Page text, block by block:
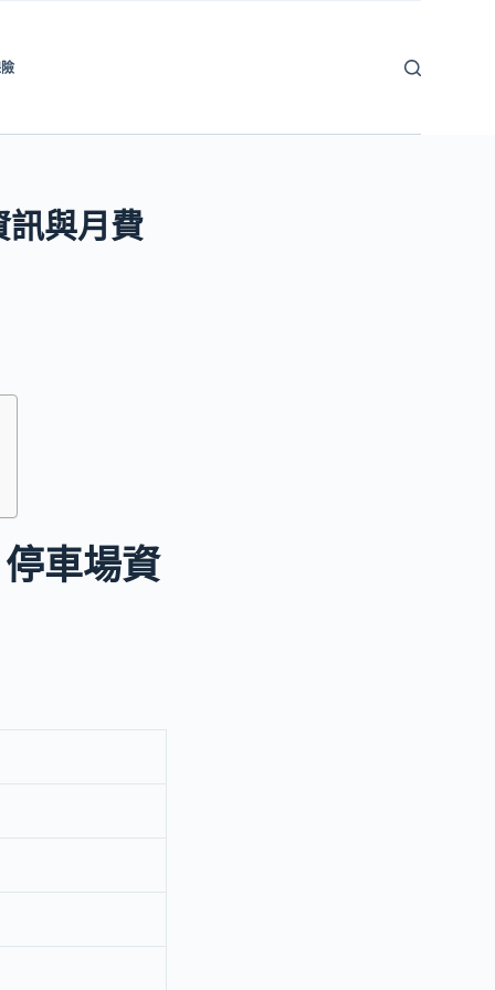
與月費
車場資